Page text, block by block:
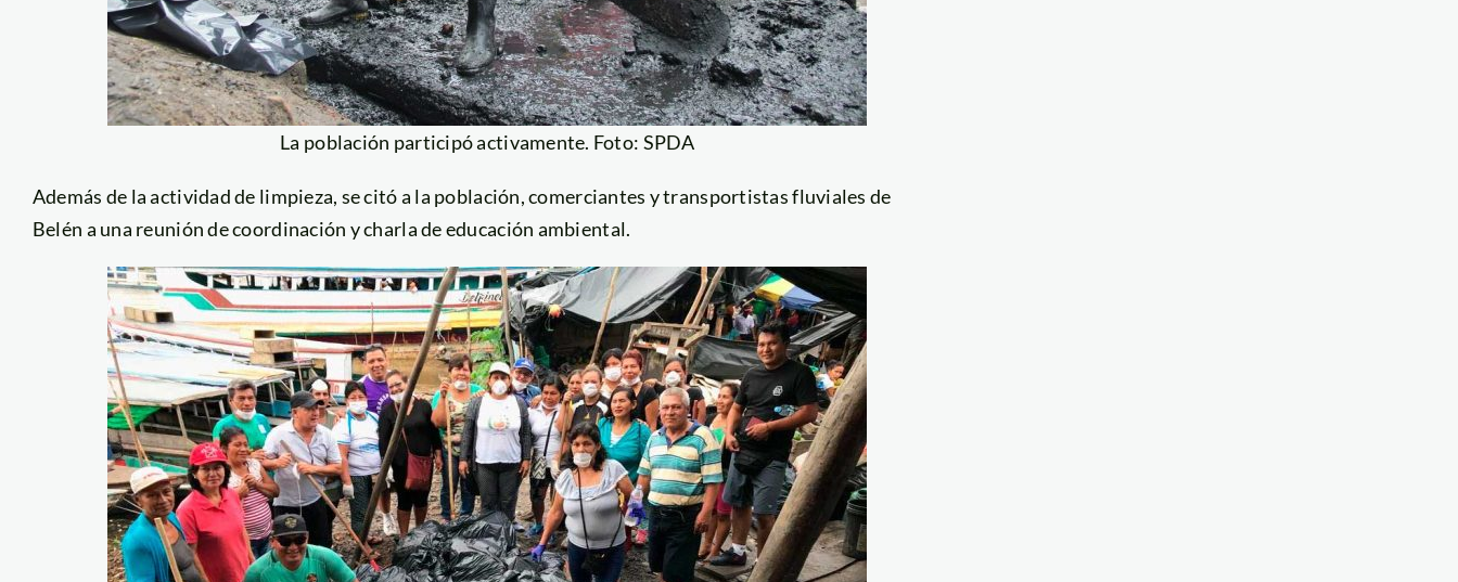
La población participó activamente. Foto: SPDA
Además de la actividad de limpieza, se citó a la población, comerciantes y transportistas fluviales de
Belén a una reunión de coordinación y charla de educación ambiental.